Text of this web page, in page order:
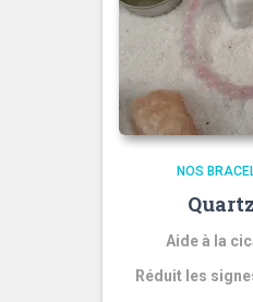
NOS
Aide à la
Réduit les